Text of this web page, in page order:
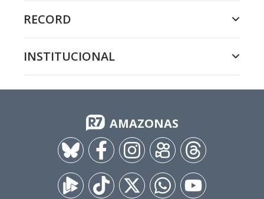
RECORD
INSTITUCIONAL
AMAZONAS